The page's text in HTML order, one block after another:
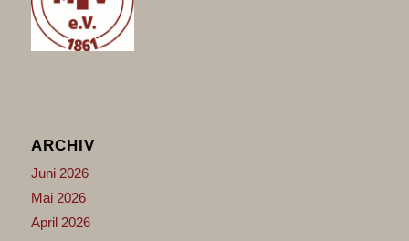
ARCHIV
Juni 2026
Mai 2026
April 2026